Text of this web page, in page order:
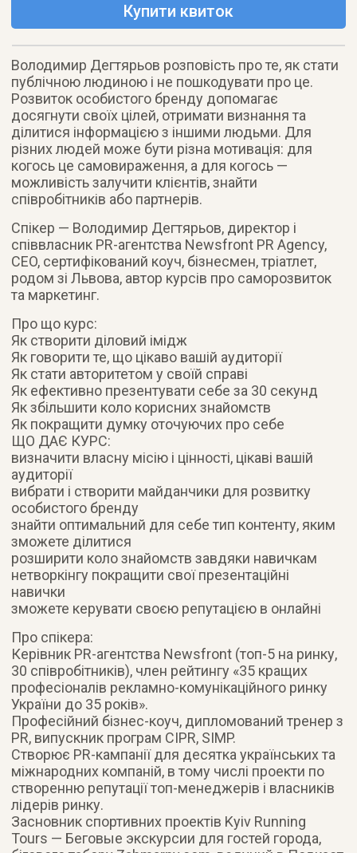
Купити квиток
Володимир Дегтярьов розповість про те, як стати
публічною людиною і не пошкодувати про це.
Розвиток особистого бренду допомагає
досягнути своїх цілей, отримати визнання та
ділитися інформацією з іншими людьми. Для
різних людей може бути різна мотивація: для
когось це самовираження, а для когось —
можливість залучити клієнтів, знайти
співробітників або партнерів.
Спікер — Володимир Дегтярьов, директор і
співвласник PR-агентства Newsfront PR Agency,
CEO, сертифікований коуч, бізнесмен, тріатлет,
родом зі Львова, автор курсів про саморозвиток
та маркетинг.
Про що курс:
Як створити діловий імідж
Як говорити те, що цікаво вашій аудиторії
Як стати авторитетом у своїй справі
Як ефективно презентувати себе за 30 секунд
Як збільшити коло корисних знайомств
Як покращити думку оточуючих про себе
ЩО ДАЄ КУРС:
визначити власну місію і цінності, цікаві вашій
аудиторії
вибрати і створити майданчики для розвитку
особистого бренду
знайти оптимальний для себе тип контенту, яким
зможете ділитися
розширити коло знайомств завдяки навичкам
нетворкінгу покращити свої презентаційні
навички
зможете керувати своєю репутацією в онлайні
Про спікера:
Керівник PR-агентства Newsfront (топ-5 на ринку,
30 співробітників), член рейтингу «35 кращих
професіоналів рекламно-комунікаційного ринку
України до 35 років».
Професійний бізнес-коуч, дипломований тренер з
PR, випускник програм CIPR, SIMP.
Створює PR-кампанії для десятка українських та
міжнародних компаній, в тому числі проекти по
створенню репутації топ-менеджерів і власників
лідерів ринку.
Засновник спортивних проектів Kyiv Running
Tours — Беговые экскурсии для гостей города,